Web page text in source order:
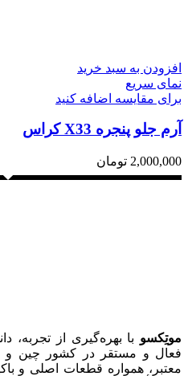
افزودن به سبد خرید
نمای سریع
برای مقایسه اضافه کنید
آرم جلو پنجره X33 کراس
2,000,000 تومان
موتِکسو با بهره‌گیری از تجربه،
فعال و مستقر در کشور چین و
معتبر، همواره قطعات اصلی و